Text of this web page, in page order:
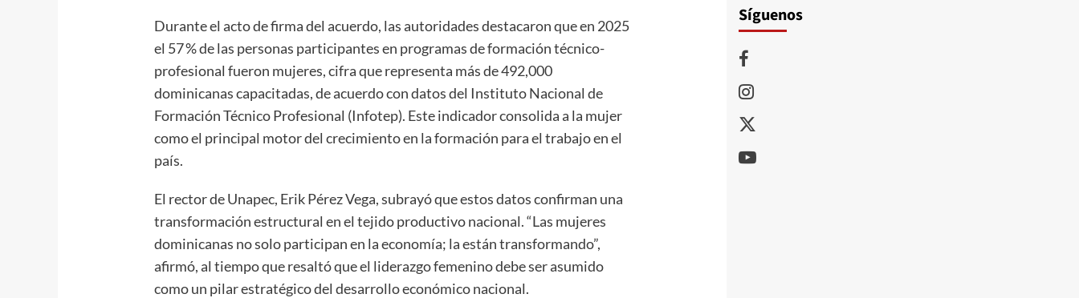
Durante el acto de firma del acuerdo, las autoridades destacaron que en 2025
el 57 % de las personas participantes en programas de formación técnico-
profesional fueron mujeres, cifra que representa más de 492,000
dominicanas capacitadas, de acuerdo con datos del Instituto Nacional de
Formación Técnico Profesional (Infotep). Este indicador consolida a la mujer
como el principal motor del crecimiento en la formación para el trabajo en el
país.
El rector de Unapec, Erik Pérez Vega, subrayó que estos datos confirman una
transformación estructural en el tejido productivo nacional. “Las mujeres
dominicanas no solo participan en la economía; la están transformando”,
afirmó, al tiempo que resaltó que el liderazgo femenino debe ser asumido
como un pilar estratégico del desarrollo económico nacional.
Síguenos